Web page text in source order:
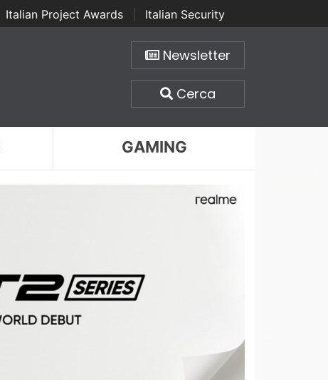
Italian Project Awards
Italian Security
Newsletter
Cerca
GAMING